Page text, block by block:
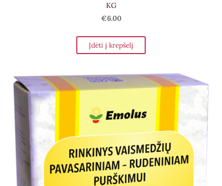
KG
€6.00
Įdėti į krepšelį